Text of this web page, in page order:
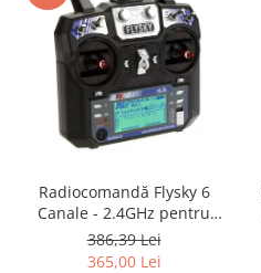
Radiocomandă Flysky 6
Canale - 2.4GHz pentru
Dronă, Navomodel,
Aeromodel și Barcă de Nădit
386,39 Lei
365,00 Lei